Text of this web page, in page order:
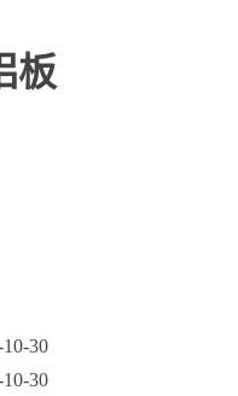
板
10-30
10-30